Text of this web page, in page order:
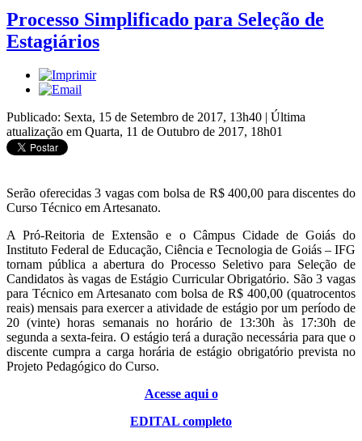
Processo Simplificado para Seleção de
Estagiários
Publicado: Sexta, 15 de Setembro de 2017, 13h40 | Última
atualização em Quarta, 11 de Outubro de 2017, 18h01
Serão oferecidas 3 vagas com bolsa de R$ 400,00 para discentes do
Curso Técnico em Artesanato.
A Pró-Reitoria de Extensão e o Câmpus Cidade de Goiás do
Instituto Federal de Educação, Ciência e Tecnologia de Goiás – IFG
tornam pública a abertura do Processo Seletivo para Seleção de
Candidatos às vagas de Estágio Curricular Obrigatório. São 3 vagas
para Técnico em Artesanato com bolsa de R$ 400,00 (quatrocentos
reais) mensais para exercer a atividade de estágio por um período de
20 (vinte) horas semanais no horário de 13:30h às 17:30h de
segunda a sexta-feira. O estágio terá a duração necessária para que o
discente cumpra a carga horária de estágio obrigatório prevista no
Projeto Pedagógico do Curso.
Acesse aqui o
EDITAL completo